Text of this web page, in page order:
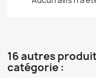
16 autres
catégorie :